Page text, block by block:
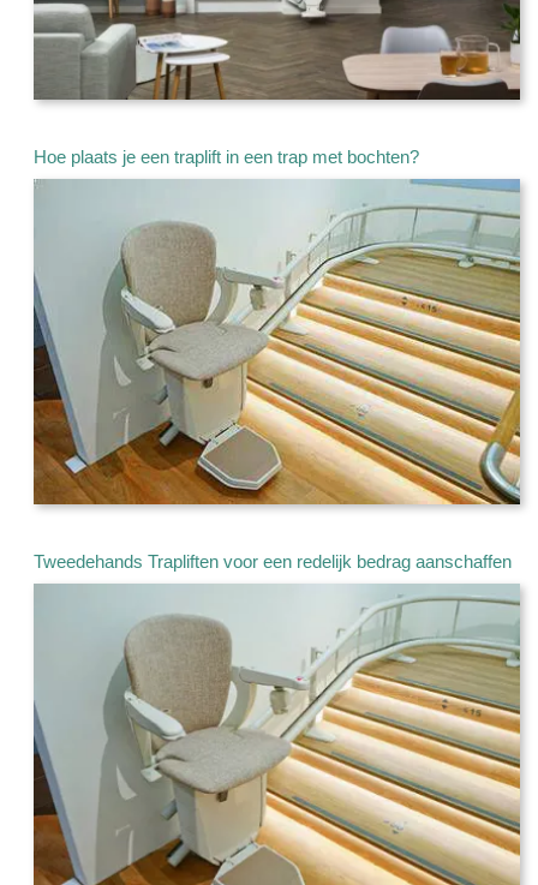
Hoe plaats je een traplift in een trap met bochten?
Tweedehands Trapliften voor een redelijk bedrag aanschaffen